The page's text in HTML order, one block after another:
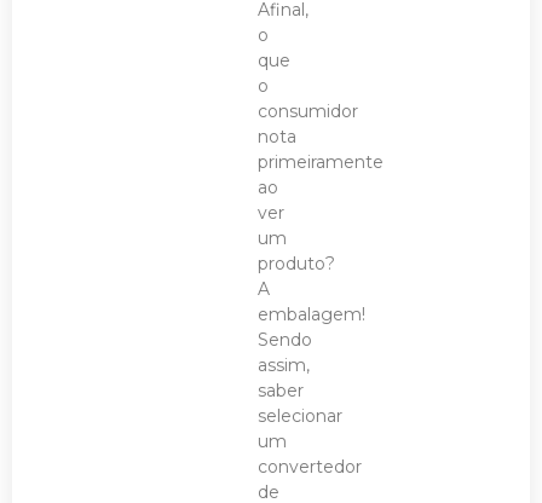
Afinal,
o
que
o
consumidor
nota
primeiramente
ao
ver
um
produto?
A
embalagem!
Sendo
assim,
saber
selecionar
um
convertedor
de